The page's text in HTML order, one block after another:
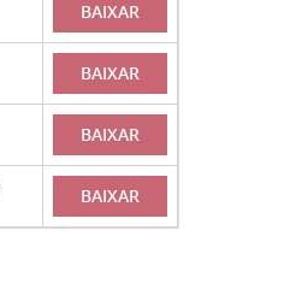
BAIXAR
BAIXAR
BAIXAR
BAIXAR